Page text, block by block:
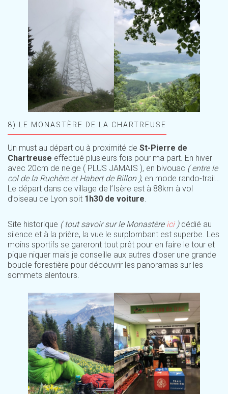
8) LE MONASTÈRE DE LA CHARTREUSE
Un must au départ ou à proximité de St-Pierre de
Chartreuse effectué plusieurs fois pour ma part. En hiver
avec 20cm de neige ( PLUS JAMAIS ), en bivouac ( entre le
col de la Ruchère et Habert de Billon ), en mode rando-trail…
Le départ dans ce village de l’Isère est à 88km à vol
d’oiseau de Lyon soit 1h30 de voiture
Site historique ( tout savoir sur le Monastère ici)dédié au
silence et à la prière, la vue le surplombant est superbe. Les
moins sportifs se gareront tout prêt pour en faire le tour et
pique niquer mais je conseille aux autres d’oser une grande
boucle forestière pour découvrir les panoramas sur les
sommets alentours.